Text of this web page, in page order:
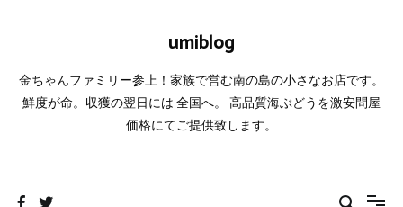
umiblog
金ちゃんファミリー参上！家族で営む南の島の小さなお店です。
鮮度が命。収獲の翌日には 全国へ。 高品質海ぶどうを激安問屋
価格にてご提供致します。